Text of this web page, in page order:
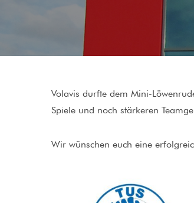
Volavis durfte dem Mini-
Spiele und noch stärkeren
Wir wünschen euch eine